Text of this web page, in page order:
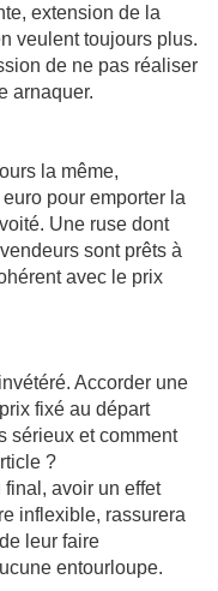
extension de la
veulent toujours plus.
de ne pas réaliser
arnaquer.
la même,
pour emporter la
Une ruse dont
sont prêts à
avec le prix
Accorder une
fixé au départ
sérieux et comment
?
avoir un effet
inflexible, rassurera
leur faire
entourloupe.